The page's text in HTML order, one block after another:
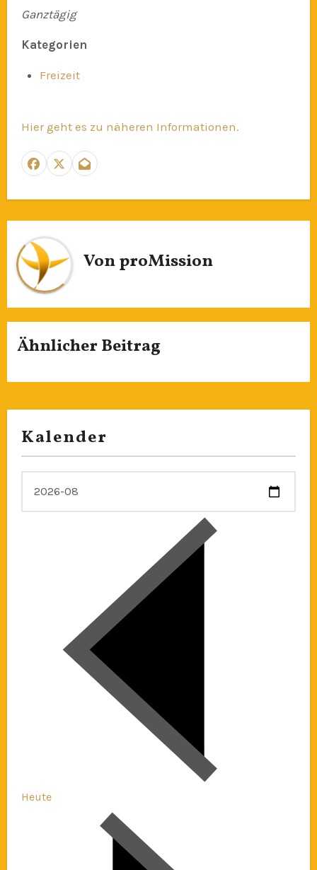
Ganztägig
Kategorien
Freizeit
Hier geht es zu näheren Informationen.
VonproMission
Ähnlicher Beitrag
Kalender
Heute